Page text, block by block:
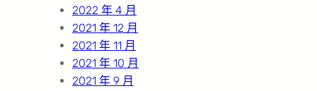
2022 年 4 月
2021 年 12 月
2021 年 11 月
2021 年 10 月
2021 年 9 月